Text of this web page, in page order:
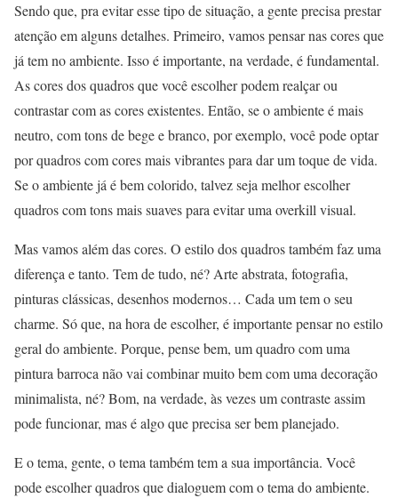
Sendo que, pra evitar esse tipo de situação, a gente precisa prestar
atenção em alguns detalhes. Primeiro, vamos pensar nas cores que
já tem no ambiente. Isso é importante, na verdade, é fundamental.
As cores dos quadros que você escolher podem realçar ou
contrastar com as cores existentes. Então, se o ambiente é mais
neutro, com tons de bege e branco, por exemplo, você pode optar
por quadros com cores mais vibrantes para dar um toque de vida.
Se o ambiente já é bem colorido, talvez seja melhor escolher
quadros com tons mais suaves para evitar uma overkill visual.
Mas vamos além das cores. O estilo dos quadros também faz uma
diferença e tanto. Tem de tudo, né? Arte abstrata, fotografia,
pinturas clássicas, desenhos modernos… Cada um tem o seu
charme. Só que, na hora de escolher, é importante pensar no estilo
geral do ambiente. Porque, pense bem, um quadro com uma
pintura barroca não vai combinar muito bem com uma decoração
minimalista, né? Bom, na verdade, às vezes um contraste assim
pode funcionar, mas é algo que precisa ser bem planejado.
E o tema, gente, o tema também tem a sua importância. Você
pode escolher quadros que dialoguem com o tema do ambiente.